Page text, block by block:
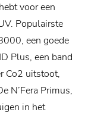
voor een
Populairste
een goede
Plus, een band
Co2 uitstoot,
N’Fera Primus,
in het